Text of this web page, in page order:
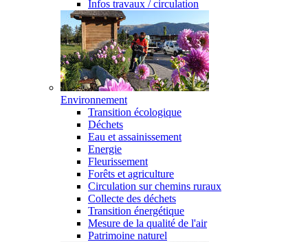
Infos travaux / circulation
Environnement
Transition écologique
Déchets
Eau et assainissement
Energie
Fleurissement
Forêts et agriculture
Circulation sur chemins ruraux
Collecte des déchets
Transition énergétique
Mesure de la qualité de l'air
Patrimoine naturel